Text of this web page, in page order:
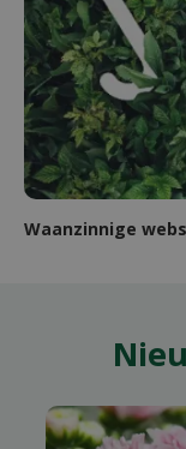
Waanzinnige